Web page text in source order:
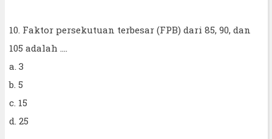
10. Faktor persekutuan terbesar (FPB) dari 85, 90, dan
105 adalah ....
a. 3
b. 5
c. 15
d. 25